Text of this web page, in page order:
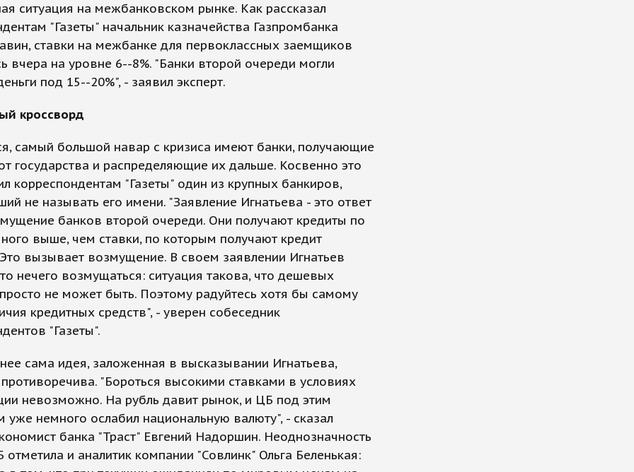
ситуация на межбанковском рынке. Как рассказал
"Газеты" начальник казначейства Газпромбанка
ставки на межбанке для первоклассных заемщиков
вчера на уровне 6--8%. "Банки второй очереди могли
под 15--20%", - заявил эксперт.
кроссворд
самый большой навар с кризиса имеют банки, получающие
государства и распределяющие их дальше. Косвенно это
корреспондентам "Газеты" один из крупных банкиров,
не называть его имени. "Заявление Игнатьева - это ответ
банков второй очереди. Они получают кредиты по
выше, чем ставки, по которым получают кредит
вызывает возмущение. В своем заявлении Игнатьев
нечего возмущаться: ситуация такова, что дешевых
не может быть. Поэтому радуйтесь хотя бы самому
кредитных средств", - уверен собеседник
"Газеты".
сама идея, заложенная в высказывании Игнатьева,
"Бороться высокими ставками в условиях
невозможно. На рубль давит рынок, и ЦБ под этим
уже немного ослабил национальную валюту", - сказал
банка "Траст" Евгений Надоршин. Неоднозначность
и аналитик компании "Совлинк" Ольга Беленькая: